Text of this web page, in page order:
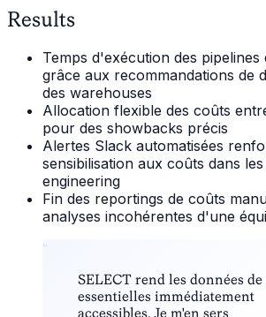
Results
Temps d'exécution des
grâce aux recommandations de
des warehouses
Allocation flexible des coûts
pour des showbacks précis
Alertes Slack automatisées
sensibilisation aux coûts dans
engineering
Fin des reportings de coûts
analyses incohérentes d'une
“
SELECT rend les données de
essentielles immédiatement
accessibles. Je m'en sers